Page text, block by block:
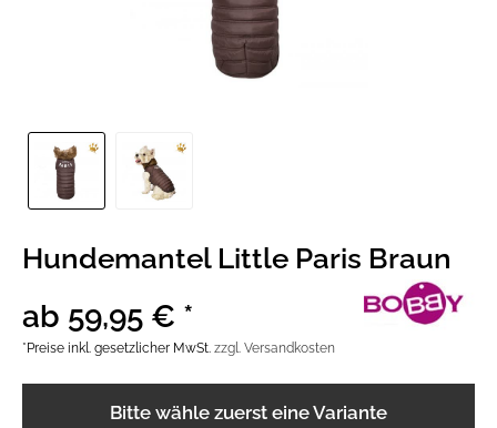
Hundemantel Little Paris Braun
ab 59,95 € *
*Preise inkl. gesetzlicher MwSt. zzgl. Versandkosten
Bitte wähle zuerst eine Variante